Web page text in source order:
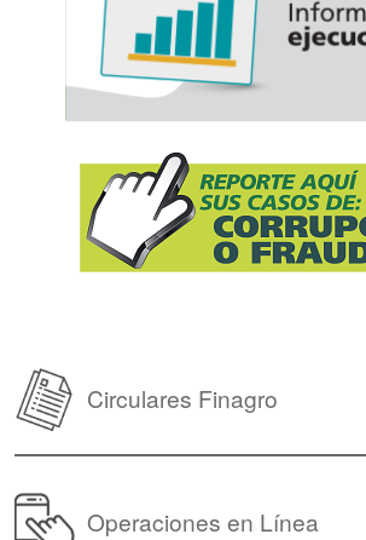
Circulares Finagro
Operaciones en Línea